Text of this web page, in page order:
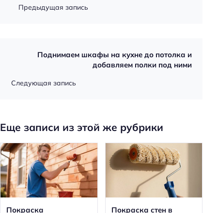
Предыдущая запись
Поднимаем шкафы на кухне до потолка и
добавляем полки под ними
Следующая запись
Еще записи из этой же рубрики
Покраска Покраска стен в